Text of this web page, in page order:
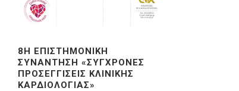
8Η ΕΠΙΣΤΗΜΟΝΙΚΉ
ΣΥΝΆΝΤΗΣΗ «ΣΎΓΧΡΟΝΕΣ
ΠΡΟΣΕΓΓΊΣΕΙΣ ΚΛΙΝΙΚΉΣ
ΚΑΡΔΙΟΛΟΓΊΑΣ»